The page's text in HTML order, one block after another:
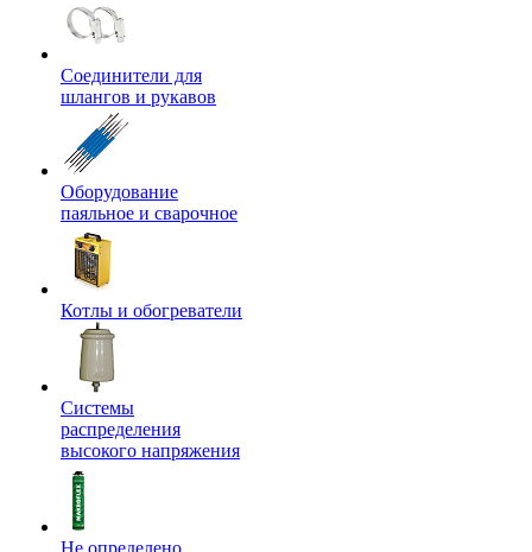
Соединители для
шлангов и рукавов
Оборудование
паяльное и сварочное
Котлы и обогреватели
Системы
распределения
высокого напряжения
Не определено